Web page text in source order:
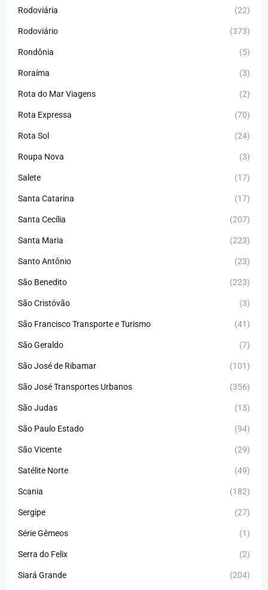
Rodoviária (22)
Rodoviário (373)
Rondônia (5)
Roraíma (3)
Rota do Mar Viagens (2)
Rota Expressa (70)
Rota Sol (24)
Roupa Nova (3)
Salete (17)
Santa Catarina (17)
Santa Cecília (207)
Santa Maria (223)
Santo Antônio (23)
São Benedito (223)
São Cristóvão (3)
São Francisco Transporte e Turismo (41)
São Geraldo (7)
São José de Ribamar (101)
São José Transportes Urbanos (356)
São Judas (13)
São Paulo Estado (94)
São Vicente (29)
Satélite Norte (49)
Scania (182)
Sergipe (27)
Série Gêmeos (1)
Serra do Felix (2)
Siará Grande (204)